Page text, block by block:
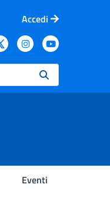
Accedi
Eventi